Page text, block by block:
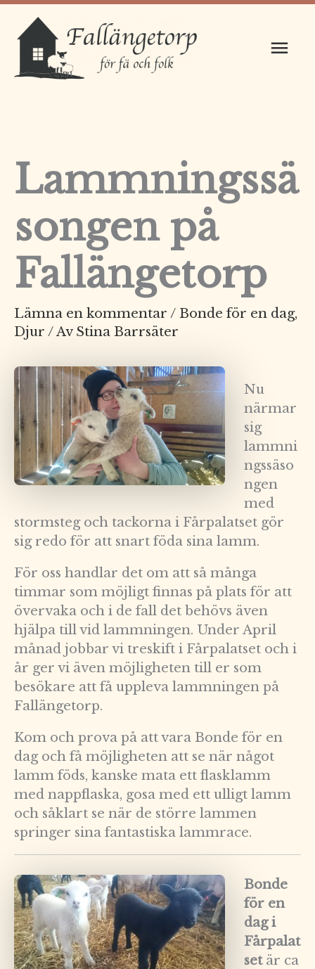
Hoppa
innehåll
Lammningssä
songen på
Fallängetorp
Lämna en kommentar / Bonde för en dag,
Djur / Av Stina Barrsäter
Nu
närmar
sig
lammni
ngssäso
ngen
med
stormsteg och tackorna i Fårpalatset gör
sig redo för att snart föda sina lamm.
För oss handlar det om att så många
timmar som möjligt finnas på plats för att
övervaka och i de fall det behövs även
hjälpa till vid lammningen. Under April
månad jobbar vi treskift i Fårpalatset och i
år ger vi även möjligheten till er som
besökare att få uppleva lammningen på
Fallängetorp.
Kom och prova på att vara Bonde för en
dag och få möjligheten att se när något
lamm föds, kanske mata ett flasklamm
med nappflaska, gosa med ett ulligt lamm
och såklart se när de större lammen
springer sina fantastiska lammrace.
Bonde
för en
dag i
Fårpalat
setär ca